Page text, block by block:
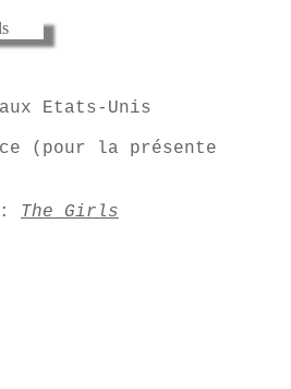
Etats-Unis
(pour la présente
The Girls